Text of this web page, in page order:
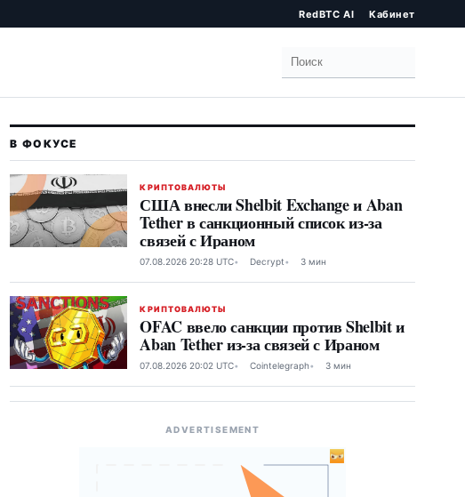
RedBTC AI Кабинет
Поиск
КРИПТОВАЛЮТЫ
США внесли Shelbit Exchange и Aban
Tether в санкционный список из-за
связей с Ираном
07.08.2026 20:28 UTC Decrypt 3 мин
КРИПТОВАЛЮТЫ
OFAC ввело санкции против Shelbit и
Aban Tether из-за связей с Ираном
07.08.2026 20:02 UTC Cointelegraph 3 мин
ADVERTISEMENT